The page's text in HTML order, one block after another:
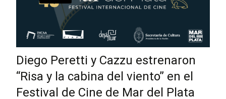
Diego Peretti y Cazzu estrenaron
“Risa y la cabina del viento” en el
Festival de Cine de Mar del Plata